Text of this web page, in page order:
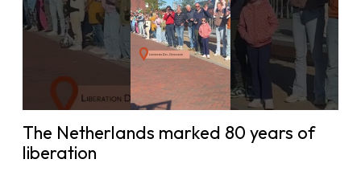
The Netherlands marked 80 years of
liberation